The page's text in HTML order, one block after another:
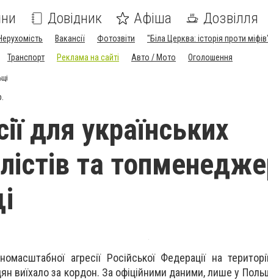
Довідник Афіша Дозвілля
Вакансії Фотозвіти "Біла Церква: історія проти
Транспорт Реклама на сайті Авто / Мото Оголошення
для українських
та
агресії Російської Федерації на
виїхало за кордон. За офіційними даними, лише у